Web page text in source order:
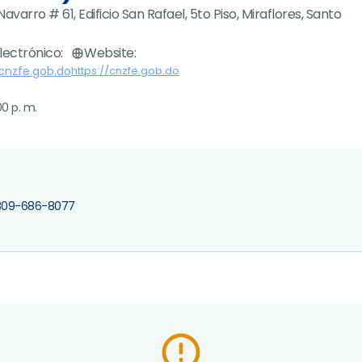
# 61, Edificio San Rafael, 5to Piso, Miraflores, Santo
Website:
https://cnzfe.gob.do
p. m.
686-8077